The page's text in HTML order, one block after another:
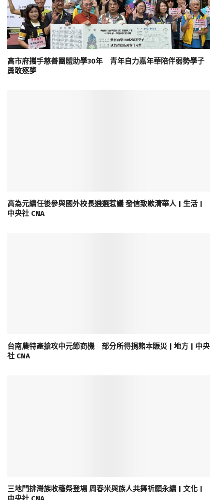
高市府攜手慈善團體助學30年 青年自力嘉年華陪伴弱勢學子
勇敢逐夢
高為元續任後參與國外校長遴選惹議 發信致歉清華人 | 生活 |
中央社 CNA
台南農特產搶攻中元節商機 部分所得捐熊本賑災 | 地方 | 中央
社 CNA
三地門排灣族收穫祭登場 周春米與族人共舞祈願永續 | 文化 |